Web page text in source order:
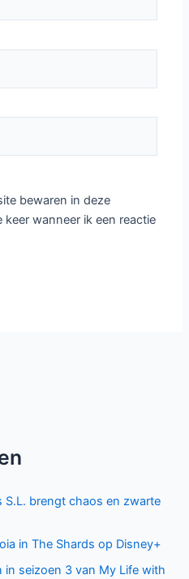
bewaren in deze
wanneer ik een reactie
S.L. brengt chaos en zwarte
in The Shards op Disney+
in seizoen 3 van My Life with